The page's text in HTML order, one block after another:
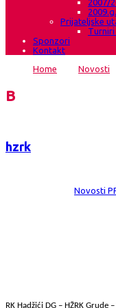
2007/
Prijateljske
Turniri
Sponzori
Kontakt
Home
Novosti
hzrk
Novosti
RK Hadžići DG – HŽRK Grude